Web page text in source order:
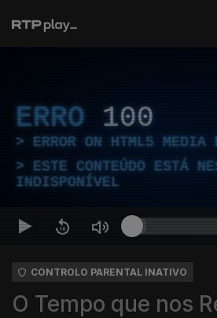
ERRO 100
ERROR ON HTML5 MEDIA
ESTE CONTEÚDO ESTÁ
INDISPONÍVEL
CONTROLO PARENTAL INATIVO
O Tempo que nos